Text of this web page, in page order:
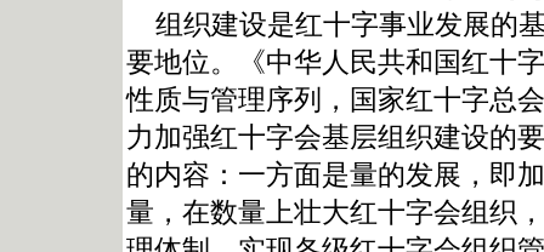
组织建设是红十字事业发展的
要地位。《中华人民共和国红十
性质与管理序列，国家红十字总
力加强红十字会基层组织建设的
的内容：一方面是量的发展，即
量，在数量上壮大红十字会组织